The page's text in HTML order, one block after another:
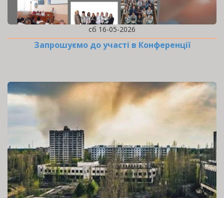
сб 16-05-2026
Запрошуємо до участі в Конференції